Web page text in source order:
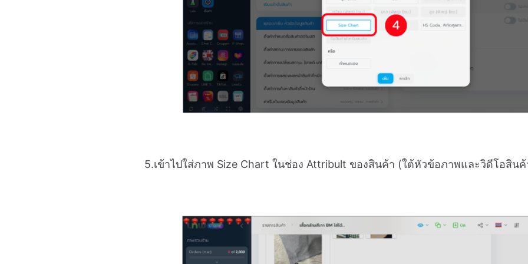
5.เข้าไปใส่ภาพ Size Chart ในช่อง Attribult ของสินค้า (ใต้หัวข้อภาพและวิดีโอสินค้